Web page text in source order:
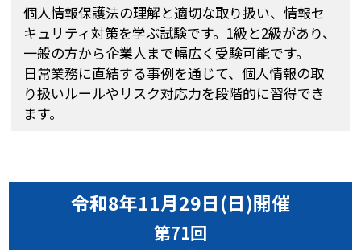
個人情報保護法の理解と適切な取り扱い、情報セ
キュリティ対策を学ぶ試験です。1級と2級があり、
一般の方から企業人まで幅広く受験可能です。
日常業務に直結する事例を通じて、個人情報の取
り扱いルールやリスク対応力を段階的に習得でき
ます。
令和8年11月29日(日)開催
第71回